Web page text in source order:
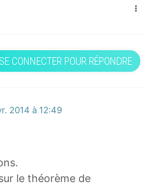
SE CONNECTER POUR RÉPONDRE
2014 à 12:49
le théorème de